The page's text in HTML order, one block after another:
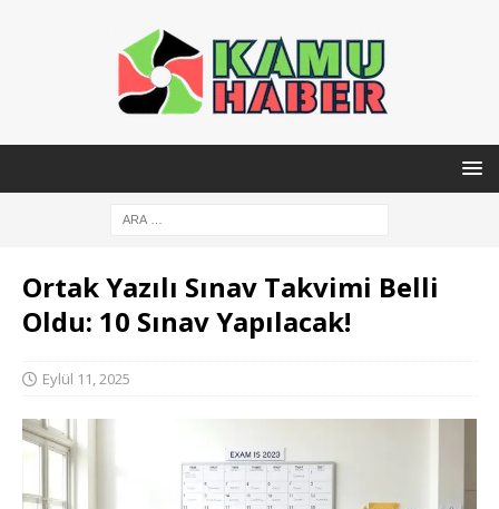
Ortak Yazılı Sınav Takvimi Belli
Oldu: 10 Sınav Yapılacak!
Eylül 11, 2025